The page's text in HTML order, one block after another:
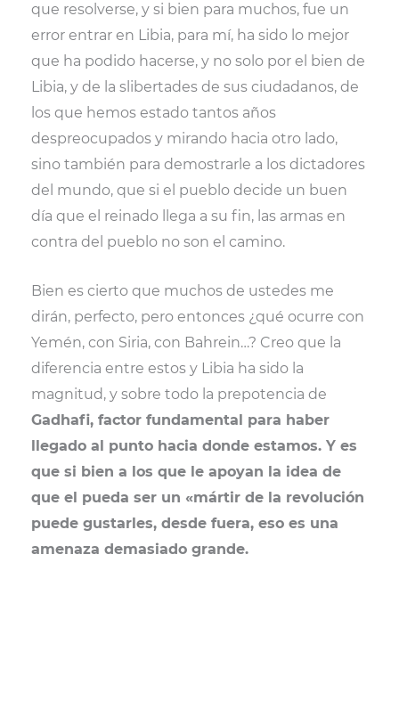
que resolverse, y si bien para muchos, fue un
error entrar en Libia, para mí, ha sido lo mejor
que ha podido hacerse, y no solo por el bien de
Libia, y de la slibertades de sus ciudadanos, de
los que hemos estado tantos años
despreocupados y mirando hacia otro lado,
sino también para demostrarle a los dictadores
del mundo, que si el pueblo decide un buen
día que el reinado llega a su fin, las armas en
contra del pueblo no son el camino.
Bien es cierto que muchos de ustedes me
dirán, perfecto, pero entonces ¿qué ocurre con
Yemén, con Siria, con Bahrein…? Creo que la
diferencia entre estos y Libia ha sido la
magnitud, y sobre todo la prepotencia de
Gadhafi, factor fundamental para haber
llegado al punto hacia donde estamos. Y es
que si bien a los que le apoyan la idea de
que el pueda ser un «mártir de la revolución
puede gustarles, desde fuera, eso es una
amenaza demasiado grande.